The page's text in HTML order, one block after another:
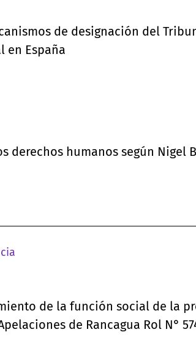
de designación del
en España
derechos humanos según Nigel
de la función social de la
de Rancagua Rol N°